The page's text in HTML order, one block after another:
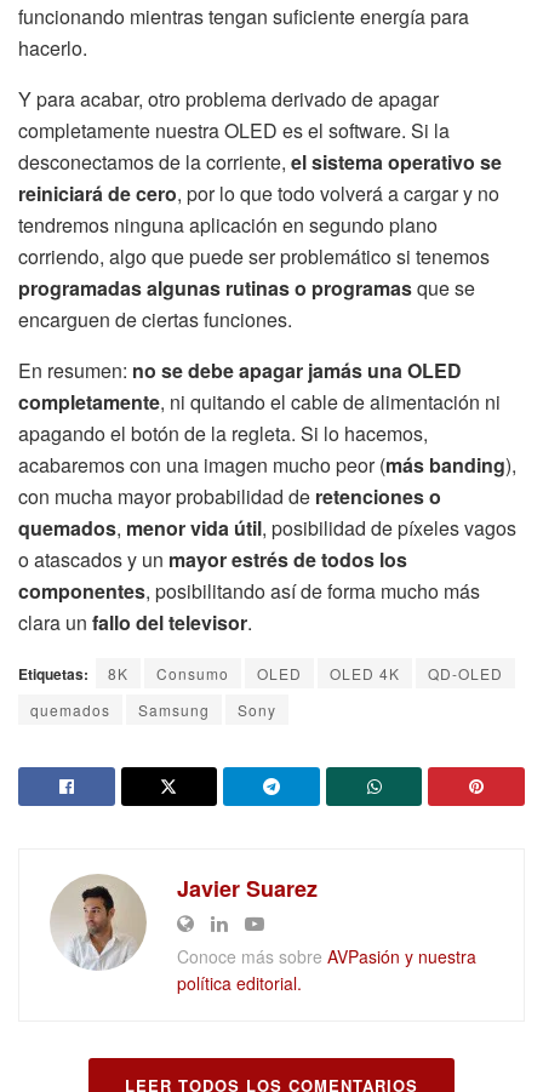
funcionando mientras tengan suficiente energía para
hacerlo.
Y para acabar, otro problema derivado de apagar
completamente nuestra OLED es el software. Si la
desconectamos de la corriente, el sistema operativo se
reiniciará de cero, por lo que todo volverá a cargar y no
tendremos ninguna aplicación en segundo plano
corriendo, algo que puede ser problemático si tenemos
programadas algunas rutinas o programasque se
encarguen de ciertas funciones.
En resumen: no se debe apagar jamás una OLED
completamente, ni quitando el cable de alimentación ni
apagando el botón de la regleta. Si lo hacemos,
acabaremos con una imagen mucho peor (más banding),
con mucha mayor probabilidad de retenciones o
quemados, menor vida útil, posibilidad de píxeles vagos
o atascados y un mayor estrés de todos los
componentes, posibilitando así de forma mucho más
clara un fallo del televisor.
Etiquetas: 8K Consumo OLED OLED 4K
QD-OLED
quemados
Samsung Sony
Javier Suarez
Conoce más sobre AVPasión y nuestra
política editorial.
LEER TODOS LOS COMENTARIOS